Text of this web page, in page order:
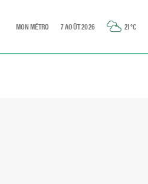
MON MÉTRO 7 AOÛT 2026 21°C